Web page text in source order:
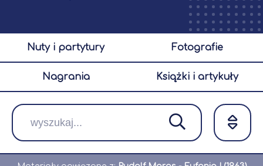
nuty i partytury fotografie
nagrania książki i artykuły